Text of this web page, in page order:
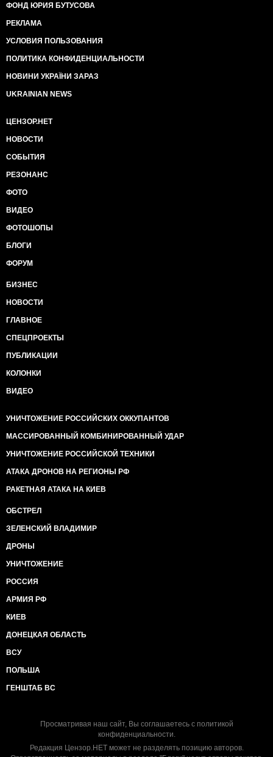
ФОНД ЮРИЯ БУТУСОВА
РЕКЛАМА
УСЛОВИЯ ПОЛЬЗОВАНИЯ
ПОЛИТИКА КОНФИДЕНЦИАЛЬНОСТИ
НОВИНИ УКРАЇНИ ЗАРАЗ
UKRAINIAN NEWS
ЦЕНЗОР.НЕТ
НОВОСТИ
СОБЫТИЯ
РЕЗОНАНС
ФОТО
ВИДЕО
ФОТОШОПЫ
БЛОГИ
ФОРУМ
БИЗНЕС
НОВОСТИ
ГЛАВНОЕ
СПЕЦПРОЕКТЫ
ПУБЛИКАЦИИ
КОЛОНКИ
ВИДЕО
УНИЧТОЖЕНИЕ РОССИЙСКИХ ОККУПАНТОВ
МАССИРОВАННЫЙ КОМБИНИРОВАННЫЙ УДАР
УНИЧТОЖЕНИЕ РОССИЙСКОЙ ТЕХНИКИ
АТАКА ДРОНОВ НА РЕГИОНЫ РФ
РАКЕТНАЯ АТАКА НА КИЕВ
ОБСТРЕЛ
ЗЕЛЕНСКИЙ ВЛАДИМИР
ДРОНЫ
УНИЧТОЖЕНИЕ
РОССИЯ
АРМИЯ РФ
КИЕВ
ДОНЕЦКАЯ ОБЛАСТЬ
ВСУ
ПОЛЬША
ГЕНШТАБ ВС
Просматривая наш сайт, Вы соглашаетесь с политикой
конфиденциальности.
Редакция Цензор.НЕТ может не разделять позицию авторов.